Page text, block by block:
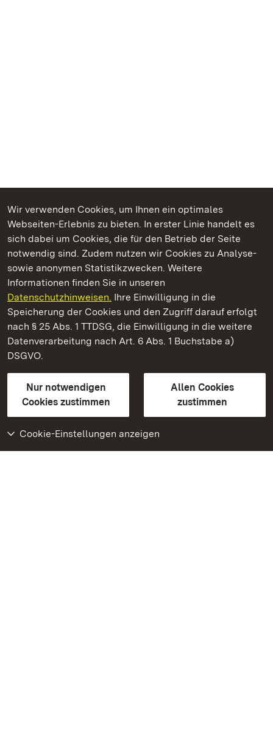
Wir verwenden Cookies, um Ihnen ein optimales
Webseiten-Erlebnis zu bieten. In erster Linie handelt es
sich dabei um Cookies, die für den Betrieb der Seite
notwendig sind. Zudem nutzen wir Cookies zu Analyse-
sowie anonymen Statistikzwecken. Weitere
Informationen finden Sie in unseren
Datenschutzhinweisen. Ihre Einwilligung in die
Speicherung der Cookies und den Zugriff darauf erfolgt
nach § 25 Abs. 1 TTDSG, die Einwilligung in die weitere
Datenverarbeitung nach Art. 6 Abs. 1 Buchstabe a)
DSGVO.
Nur notwendigen
Cookies zustimmen
Allen Cookies
zustimmen
Cookie-Einstellungen anzeigen
Kommen. Staunen. Genießen.
Residenzschloss Ludwigsburg
Staatliche Schlösser und Gärten Baden-Württemberg
Kontakt
GebärdenspracheLeichte Sprache
Erklärung zur Barrierefreiheit
BITV-konform (geprüfte Seiten)
Weiteres